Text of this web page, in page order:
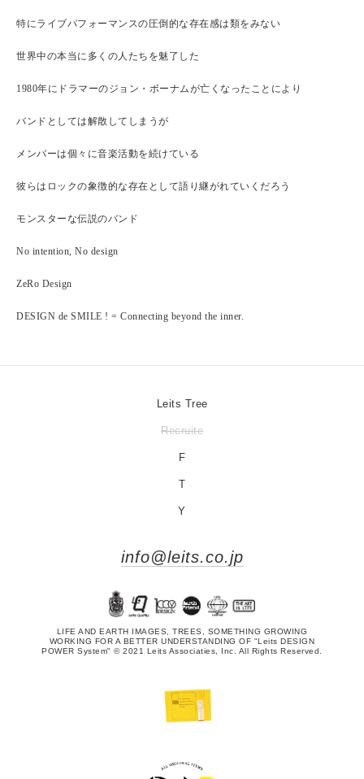
特にライブパフォーマンスの圧倒的な存在感は類をみない
世界中の本当に多くの人たちを魅了した
1980年にドラマーのジョン・ボーナムが亡くなったことにより
バンドとしては解散してしまうが
メンバーは個々に音楽活動を続けている
彼らはロックの象徴的な存在として語り継がれていくだろう
モンスターな伝説のバンド
No intention, No design
ZeRo Design
DESIGN de SMILE ! = Connecting beyond the inner.
Leits Tree
Recruite
F
T
Y
info@leits.co.jp
LIFE AND EARTH IMAGES, TREES, SOMETHING GROWING
WORKING FOR A BETTER UNDERSTANDING OF "Leits DESIGN
POWER System" © 2021 Leits Associaties, Inc. All Rights Reserved.